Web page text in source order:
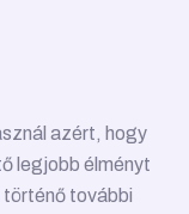
azért, hogy
legjobb élményt
történő további